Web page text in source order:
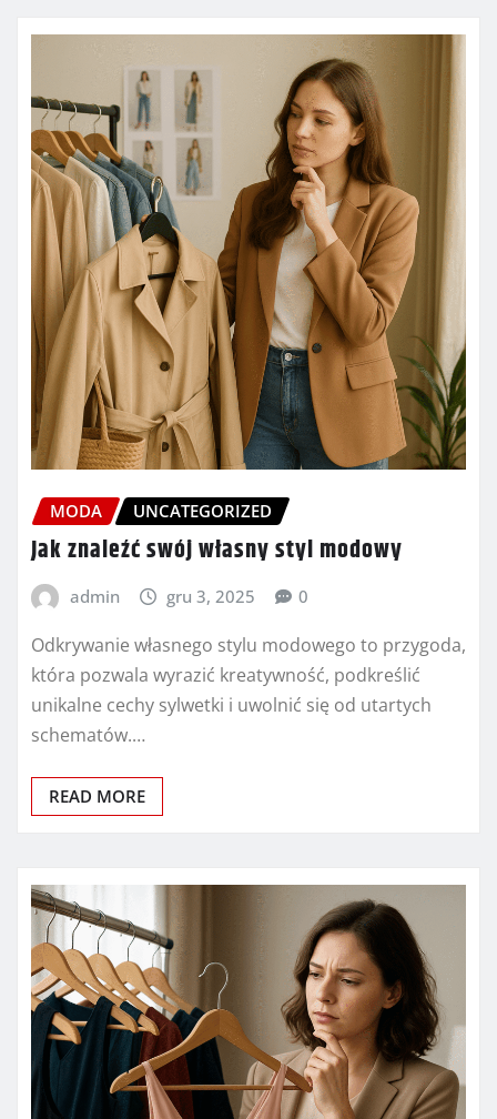
MODA UNCATEGORIZED
Jak znaleźć swój własny styl modowy
admin gru 3, 2025 0
Odkrywanie własnego stylu modowego to przygoda,
która pozwala wyrazić kreatywność, podkreślić
unikalne cechy sylwetki i uwolnić się od utartych
schematów.…
READ MORE